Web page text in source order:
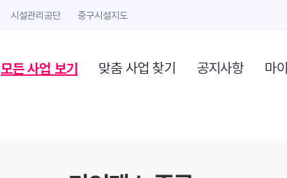
시설관리공단 중구시설지도
모든 사업 보기 맞춤 사업 찾기 공지사항 마